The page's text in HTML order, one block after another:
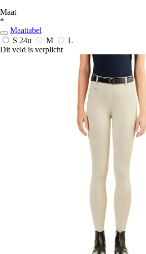
Maat
*
Maattabel
S 24u M
L
Dit veld is verplicht